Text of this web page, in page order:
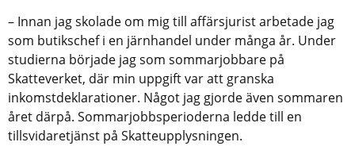
– Innan jag skolade om mig till affärsjurist arbetade jag
som butikschef i en järnhandel under många år. Under
studierna började jag som sommarjobbare på
Skatteverket, där min uppgift var att granska
inkomstdeklarationer. Något jag gjorde även sommaren
året därpå. Sommarjobbsperioderna ledde till en
tillsvidaretjänst på Skatteupplysningen.